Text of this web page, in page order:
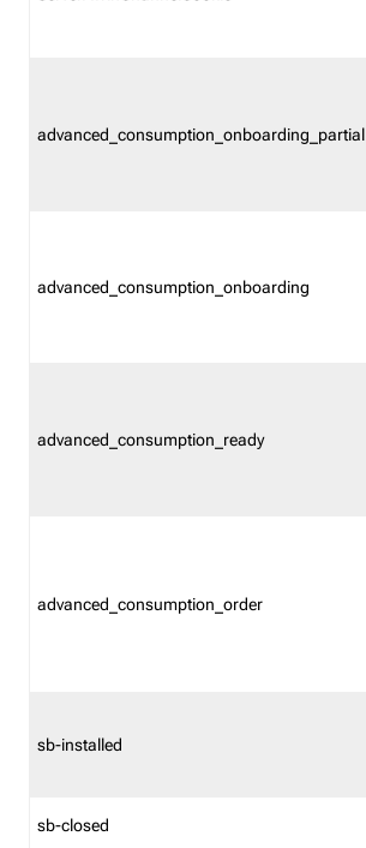
advanced_consumption_onboarding_partial
advanced_consumption_onboarding
advanced_consumption_ready
advanced_consumption_order
sb-installed
sb-closed